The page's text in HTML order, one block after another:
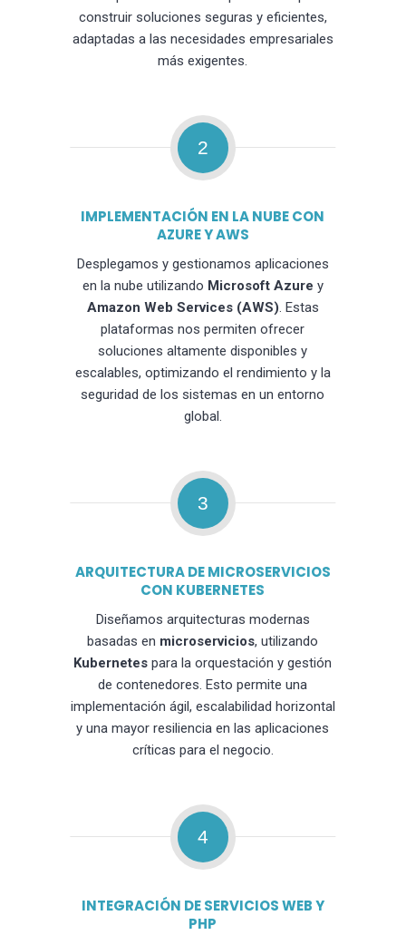
construir soluciones seguras y eficientes,
adaptadas a las necesidades empresariales
más exigentes.
2
IMPLEMENTACIÓN EN LA NUBE CON
AZURE Y AWS
Desplegamos y gestionamos aplicaciones
en la nube utilizando Microsoft Azure y
Amazon Web Services (AWS). Estas
plataformas nos permiten ofrecer
soluciones altamente disponibles y
escalables, optimizando el rendimiento y la
seguridad de los sistemas en un entorno
global.
3
ARQUITECTURA DE MICROSERVICIOS
CON KUBERNETES
Diseñamos arquitecturas modernas
basadas en microservicios, utilizando
Kubernetes para la orquestación y gestión
de contenedores. Esto permite una
implementación ágil, escalabilidad horizontal
y una mayor resiliencia en las aplicaciones
críticas para el negocio.
4
INTEGRACIÓN DE SERVICIOS WEB Y
PHP